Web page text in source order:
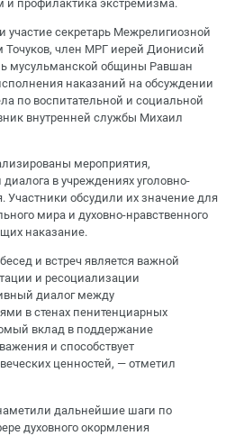
профилактика экстремизма.
участие секретарь Межрелигиозной
Точуков, член МРГ иерей Дионисий
мусульманской общины Равшан
наказаний на обсуждении
по воспитательной и социальной
внутренней службы Михаил
мероприятия,
в учреждениях уголовно-
Участники обсудили их значение для
мира и духовно-нравственного
наказание.
и встреч является важной
и ресоциализации
диалог между
в стенах пенитенциарных
вклад в поддержание
и способствует
ценностей, — отметил
дальнейшие шаги по
духовного окормления